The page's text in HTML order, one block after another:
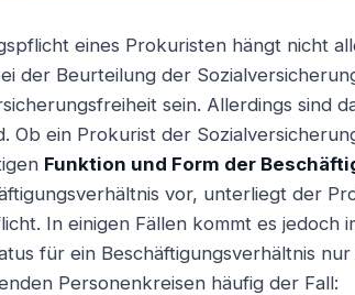
(Angestellt / Gesellschafter)
Unternehmer
eines Prokuristen hängt nicht
der Beurteilung der
sein. Allerdings sind
Ob ein Prokurist der
Funktion und Form der
vor, unterliegt der
In einigen Fällen kommt es jedoch
für ein Beschäftigungsverhältnis
Personenkreisen häufig der Fall: